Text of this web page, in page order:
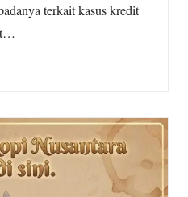
terkait kasus kredit